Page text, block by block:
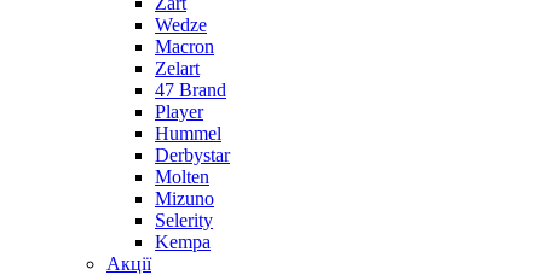
Wedze
Macron
Zelart
47 Brand
Player
Hummel
Derbystar
Molten
Mizuno
Selerity
Kempa
Акції